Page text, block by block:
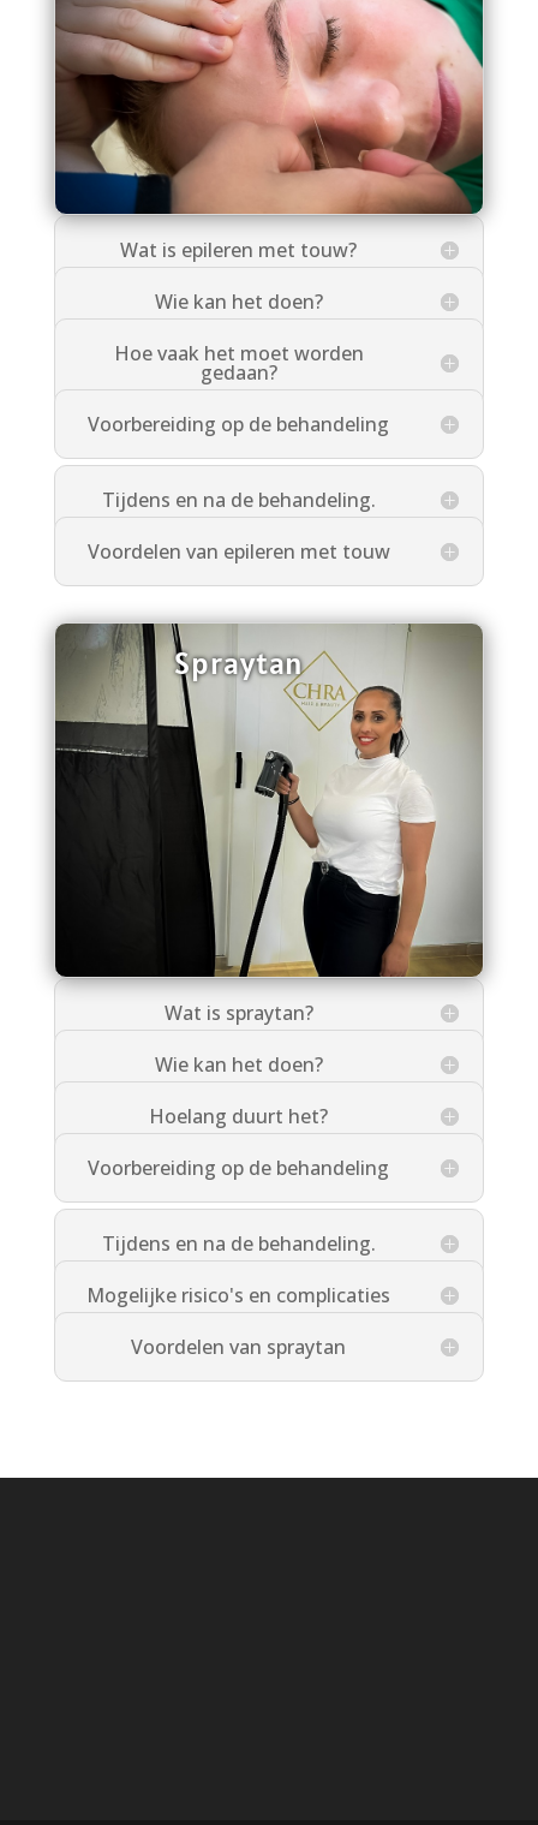
Wat is epileren met touw?
Wie kan het doen?
Hoe vaak het moet worden
gedaan?
Voorbereiding op de behandeling
Tijdens en na de behandeling.
Voordelen van epileren met touw
Spraytan
Wat is spraytan?
Wie kan het doen?
Hoelang duurt het?
Voorbereiding op de behandeling
Tijdens en na de behandeling.
Mogelijke risico's en complicaties
Voordelen van spraytan